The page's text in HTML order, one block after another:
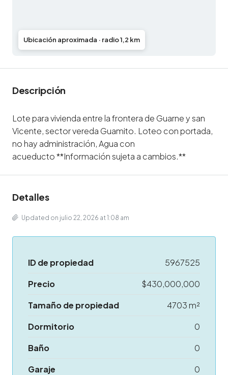
Ubicación aproximada · radio 1,2 km
Descripción
Lote para vivienda entre la frontera de Guarne y san
Vicente, sector vereda Guamito. Loteo con portada,
no hay administración, Agua con
acueducto **Información sujeta a cambios.**
Detalles
Updated on julio 22, 2026 at 1:08 am
ID de propiedad
5967525
Precio
$430,000,000
Tamaño de propiedad
4703 m²
Dormitorio
0
Baño
0
Garaje
0